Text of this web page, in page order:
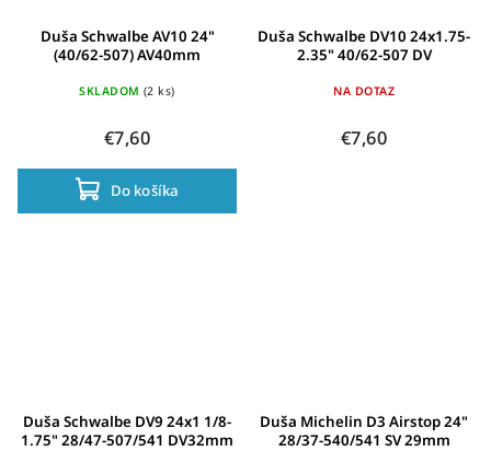
Duša Schwalbe AV10 24"
(40/62-507) AV40mm
SKLADOM (2 ks)
€7,60
Do košíka
Duša Schwalbe DV10 24x1.75-
2.35" 40/62-507 DV
NA DOTAZ
€7,60
Duša Schwalbe DV9 24x1 1/8-
1.75" 28/47-507/541 DV32mm
Duša Michelin D3 Airstop 24"
28/37-540/541 SV 29mm